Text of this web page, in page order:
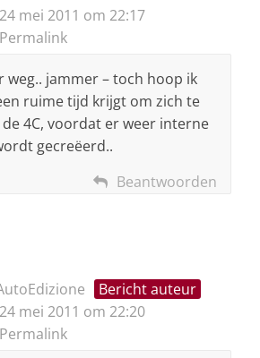
24 mei 2011 om 22:17
Permalink
weg.. jammer – toch hoop ik
ruime tijd krijgt om zich te
4C, voordat er weer interne
gecreëerd..
Beantwoorden
Bericht auteur
24 mei 2011 om 22:20
Permalink